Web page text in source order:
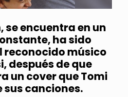
se encuentra en un
ha sido
reconocido músico
después de que
un cover que Tomi
sus canciones.